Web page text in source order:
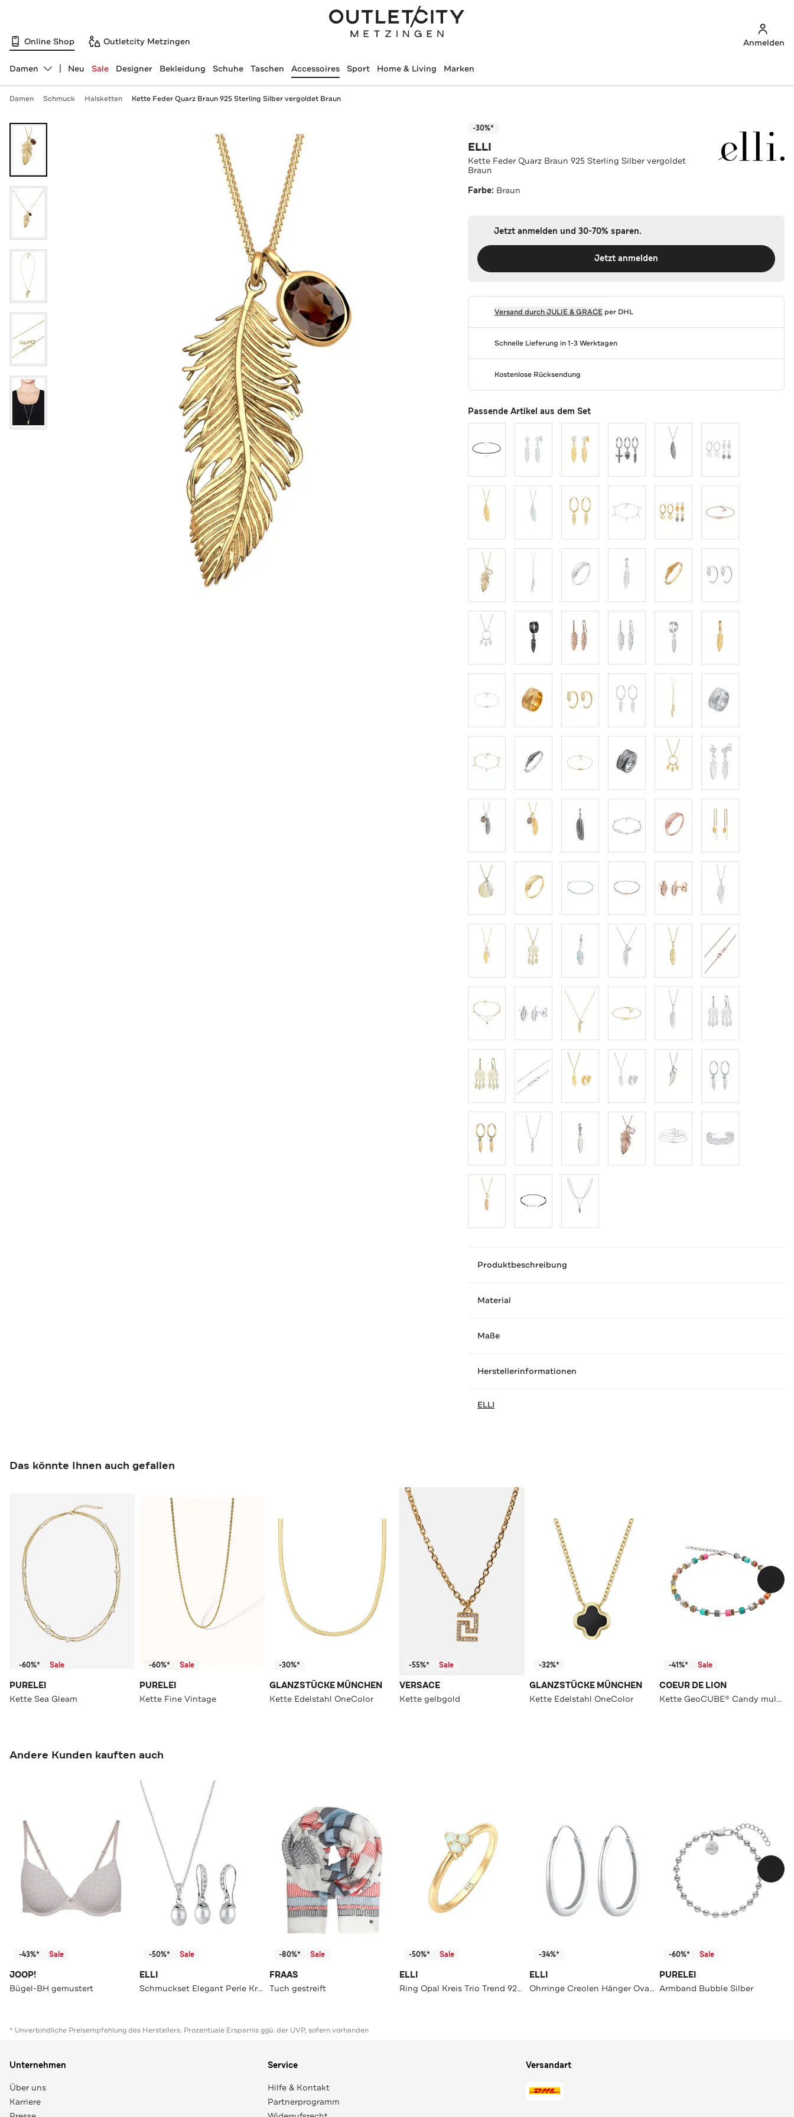
Online Shop Outletcity Metzingen Anmelden
Abteilung ändern, ausgewählt:
Damen Neu Sale Designer Bekleidung Schuhe Taschen Accessoires Sport Home & Living Marken
Damen Schmuck Halsketten Kette Feder Quarz Braun 925 Sterling Silber vergoldet Braun
-30%*
ELLI
Kette Feder Quarz Braun 925 Sterling Silber vergoldet
Braun
Farbe: Braun
Jetzt anmelden und 30-70% sparen.
Jetzt anmelden
Versand durchJULIE & GRACE per DHL
Schnelle Lieferung in 1-3 Werktagen
Kostenlose Rücksendung
Passende Artikel aus dem Set
Produktbeschreibung
Material
Maße
Herstellerinformationen
ELLI
Das könnte Ihnen auch gefallen
-60%* Sale
PURELEI
Kette Sea Gleam
-60%* Sale
PURELEI
Kette Fine Vintage
-30%*
GLANZSTÜCKE MÜNCHEN
Kette Edelstahl OneColor
-55%* Sale
VERSACE
Kette gelbgold
-32%*
GLANZSTÜCKE MÜNCHEN
Kette Edelstahl OneColor
-41%* Sale
COEUR DE LION
Kette GeoCUBE® Candy multicolorspring
Andere Kunden kauften auch
-43%* Sale
JOOP!
Bügel-BH gemustert
-50%* Sale
ELLI
Schmuckset Elegant Perle Kristalle 925 Silber Silber
-80%* Sale
FRAAS
Tuch gestreift
-50%* Sale
ELLI
Ring Opal Kreis Trio Trend 925er Silber Gold
-34%*
ELLI
Ohrringe Creolen Hänger Oval Geo Basic Trend Big 925 Silber Silber
-60%* Sale
PURELEI
Armband Bubble Silber
* Unverbindliche Preisempfehlung des Herstellers. Prozentuale Ersparnis ggü. der UVP, sofern vorhanden
Unternehmen
Über uns
Karriere
Service
Hilfe & Kontakt
Partnerprogramm
Versandart